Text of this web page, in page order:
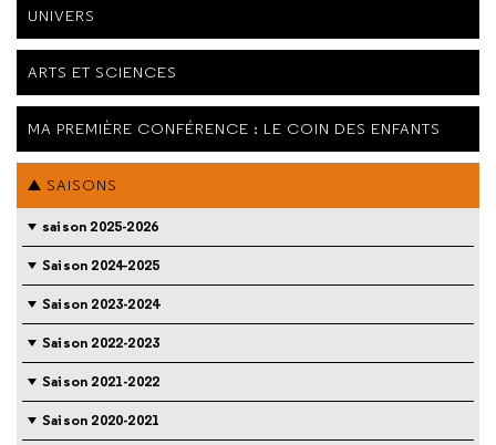
UNIVERS
ARTS ET SCIENCES
MA PREMIÈRE CONFÉRENCE : LE COIN DES ENFANTS
SAISONS
saison 2025-2026
Saison 2024-2025
Saison 2023-2024
Saison 2022-2023
Saison 2021-2022
Saison 2020-2021